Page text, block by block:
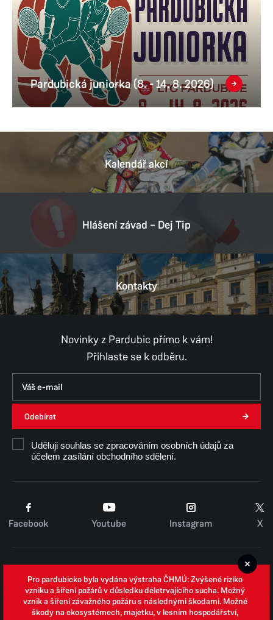
Pardubická juniorka (8. - 14. 8. 2026)
Kalendář akcí
Hlášení závad – Dej Tip
Kontakty
Novinky z Pardubic přímo k vám!
Přihlaste se k odběru.
Odebírat
Uděluji souhlas se zpracováním osobních údajů za
účelem zasílání obchodního sdělení.
Facebook Youtube Instagram X
Zpracování osobních údajů
Whistleblowing
Pro pardubicko byla vydána výstraha ČHMÚ: Zvýšené riziko
vzniku a šíření požárů v důsledku déletrvajícího sucha. Možný
vznik a šíření závažného požáru s následnými škodami. Možné
škody na ekosystémech, majetku, v lesním hospodářství,